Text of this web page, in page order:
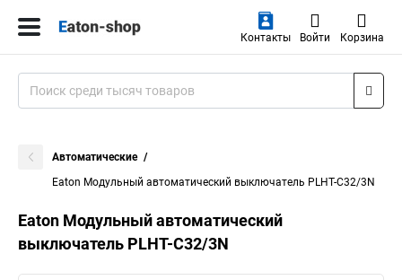
Контакты Войти Корзина
Автоматические
Eaton Модульный автоматический выключатель PLHT-C32/3N
Eaton Модульный автоматический
выключатель PLHT-C32/3N